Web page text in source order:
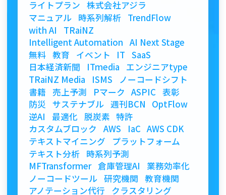
ライトプラン 株式会社アジラ
マニュアル 時系列解析 TrendFlow
with AI
TRaiNZ
Intelligent Automation AI Next Stage
無料 教育 イベント IT SaaS
日本経済新聞
ITmedia
エンジニアtype
TRaiNZ Media
ISMS
ノーコードシフト
書籍
売上予測 Pマーク ASPIC 表彰
防災 サステナブル 週刊BCN
OptFlow
逆AI
最適化 脱炭素 特許
カスタムブロック
AWS IaC AWS CDK
テキストマイニング
プラットフォーム
テキスト分析 時系列予測
MFTransformer 倉庫管理AI
業務効率化
ノーコードツール 研究機関 教育機関
アノテーション代行
クラスタリング